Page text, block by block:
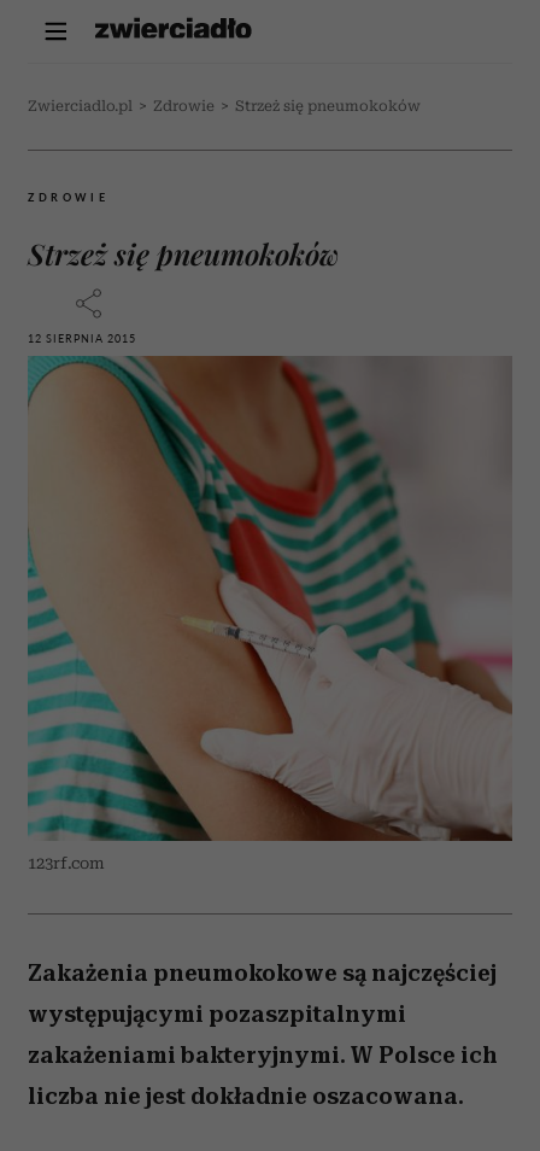
Zwierciadlo.pl > Zdrowie > Strzeż się pneumokoków
ZDROWIE
Strzeż się pneumokoków
12 SIERPNIA 2015
123rf.com
Zakażenia pneumokokowe są najczęściej
występującymi pozaszpitalnymi
zakażeniami bakteryjnymi. W Polsce ich
liczba nie jest dokładnie oszacowana.